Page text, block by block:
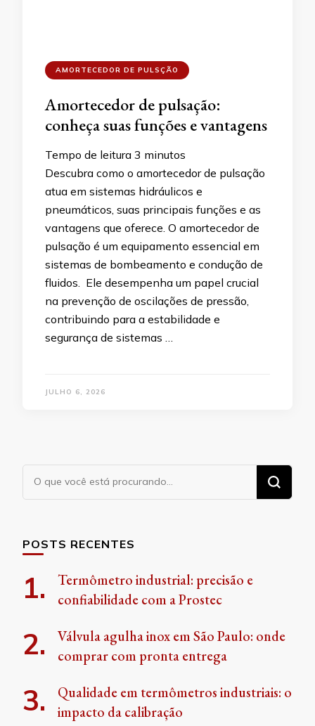
AMORTECEDOR DE PULSÇÃO
Amortecedor de pulsação:
conheça suas funções e vantagens
Tempo de leitura 3 minutos
Descubra como o amortecedor de pulsação
atua em sistemas hidráulicos e
pneumáticos, suas principais funções e as
vantagens que oferece. O amortecedor de
pulsação é um equipamento essencial em
sistemas de bombeamento e condução de
fluidos. Ele desempenha um papel crucial
na prevenção de oscilações de pressão,
contribuindo para a estabilidade e
segurança de sistemas …
JULHO 6, 2026
Procurando
algo?
POSTS RECENTES
Termômetro industrial: precisão e
confiabilidade com a Prostec
Válvula agulha inox em São Paulo: onde
comprar com pronta entrega
Qualidade em termômetros industriais: o
impacto da calibração